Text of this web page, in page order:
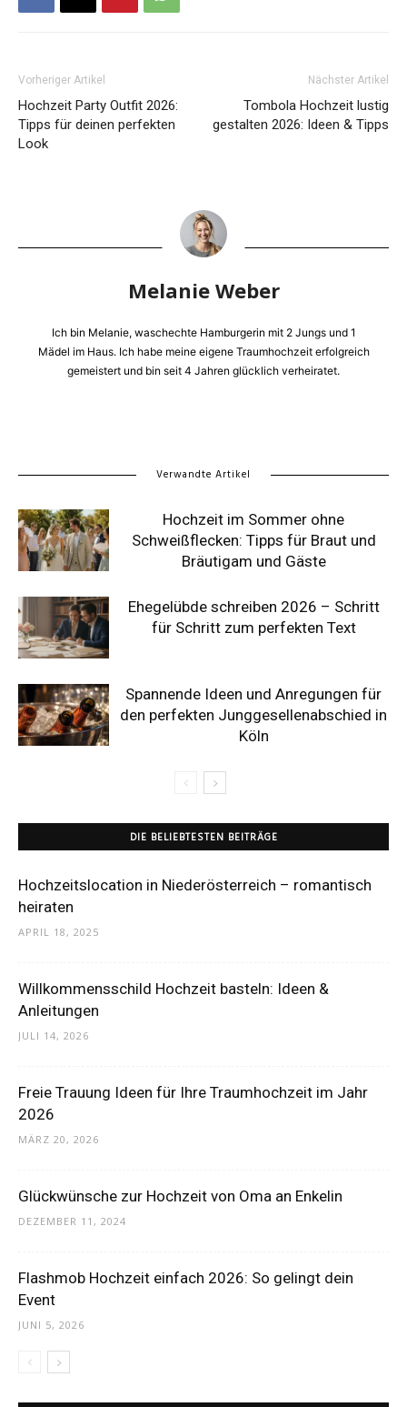
Vorheriger Artikel
Hochzeit Party Outfit 2026:
Tipps für deinen perfekten
Look
Nächster Artikel
Tombola Hochzeit lustig
gestalten 2026: Ideen & Tipps
Melanie Weber
Ich bin Melanie, waschechte Hamburgerin mit 2 Jungs und 1
Mädel im Haus. Ich habe meine eigene Traumhochzeit erfolgreich
gemeistert und bin seit 4 Jahren glücklich verheiratet.
Verwandte Artikel
Hochzeit im Sommer ohne
Schweißflecken: Tipps für Braut und
Bräutigam und Gäste
Ehegelübde schreiben 2026 – Schritt
für Schritt zum perfekten Text
Spannende Ideen und Anregungen für
den perfekten Junggesellenabschied in
Köln
DIE BELIEBTESTEN BEITRÄGE
Hochzeitslocation in Niederösterreich – romantisch
heiraten
APRIL 18, 2025
Willkommensschild Hochzeit basteln: Ideen &
Anleitungen
JULI 14, 2026
Freie Trauung Ideen für Ihre Traumhochzeit im Jahr
2026
MÄRZ 20, 2026
Glückwünsche zur Hochzeit von Oma an Enkelin
DEZEMBER 11, 2024
Flashmob Hochzeit einfach 2026: So gelingt dein
Event
JUNI 5, 2026